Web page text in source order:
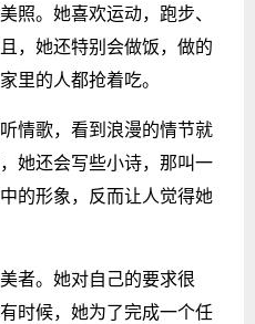
照。她喜欢运动，跑步、
，她还特别会做饭，做的
里的人都抢着吃。
情歌，看到浪漫的情节就
她还会写些小诗，那叫一
的形象，反而让人觉得她
者。她对自己的要求很
时候，她为了完成一个任